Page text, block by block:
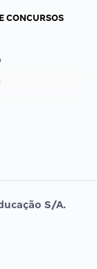
CONCURSOS
S/A.